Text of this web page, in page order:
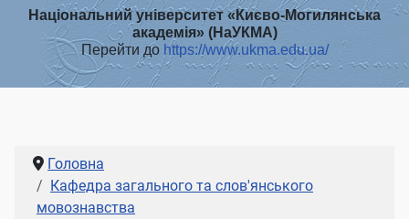
Національний університет «Києво-Могилянська
академія» (НаУКМА)
Перейти до https://www.ukma.edu.ua/
Головна
Кафедра загального та слов'янського
мовознавства